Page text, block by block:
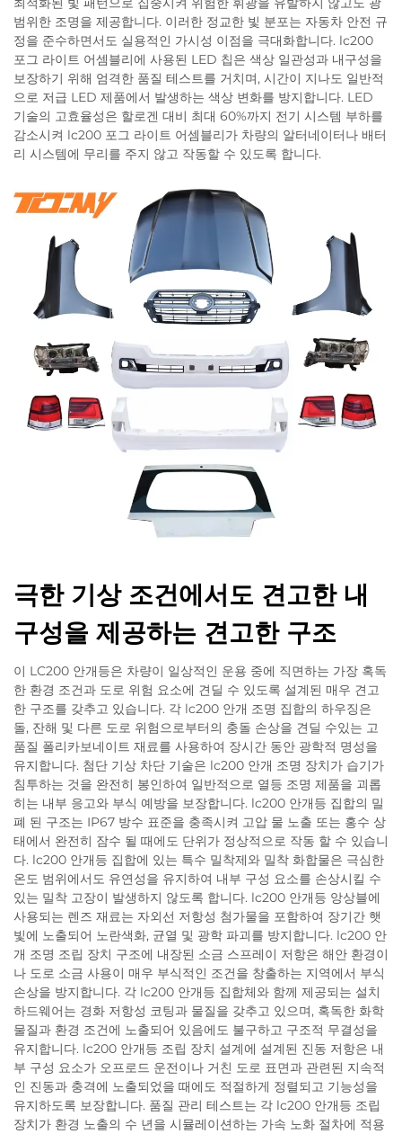
범위한 조명을 제공합니다. 이러한 정교한 빛 분포는 자동차 안전 규
정을 준수하면서도 실용적인 가시성 이점을 극대화합니다. lc200
포그 라이트 어셈블리에 사용된 LED 칩은 색상 일관성과 내구성을
보장하기 위해 엄격한 품질 테스트를 거치며, 시간이 지나도 일반적
으로 저급 LED 제품에서 발생하는 색상 변화를 방지합니다. LED
기술의 고효율성은 할로겐 대비 최대 60%까지 전기 시스템 부하를
감소시켜 lc200 포그 라이트 어셈블리가 차량의 알터네이터나 배터
리 시스템에 무리를 주지 않고 작동할 수 있도록 합니다.
극한 기상 조건에서도 견고한 내
구성을 제공하는 견고한 구조
이 LC200 안개등은 차량이 일상적인 운용 중에 직면하는 가장 혹독
한 환경 조건과 도로 위험 요소에 견딜 수 있도록 설계된 매우 견고
한 구조를 갖추고 있습니다. 각 lc200 안개 조명 집합의 하우징은
돌, 잔해 및 다른 도로 위험으로부터의 충돌 손상을 견딜 수있는 고
품질 폴리카보네이트 재료를 사용하여 장시간 동안 광학적 명성을
유지합니다. 첨단 기상 차단 기술은 lc200 안개 조명 장치가 습기가
침투하는 것을 완전히 봉인하여 일반적으로 열등 조명 제품을 괴롭
히는 내부 응고와 부식 예방을 보장합니다. lc200 안개등 집합의 밀
폐 된 구조는 IP67 방수 표준을 충족시켜 고압 물 노출 또는 홍수 상
태에서 완전히 잠수 될 때에도 단위가 정상적으로 작동 할 수 있습니
다. lc200 안개등 집합에 있는 특수 밀착제와 밀착 화합물은 극심한
온도 범위에서도 유연성을 유지하여 내부 구성 요소를 손상시킬 수
있는 밀착 고장이 발생하지 않도록 합니다. lc200 안개등 앙상블에
사용되는 렌즈 재료는 자외선 저항성 첨가물을 포함하여 장기간 햇
빛에 노출되어 노란색화, 균열 및 광학 파괴를 방지합니다. lc200 안
개 조명 조립 장치 구조에 내장된 소금 스프레이 저항은 해안 환경이
나 도로 소금 사용이 매우 부식적인 조건을 창출하는 지역에서 부식
손상을 방지합니다. 각 lc200 안개등 집합체와 함께 제공되는 설치
하드웨어는 경화 저항성 코팅과 물질을 갖추고 있으며, 혹독한 화학
물질과 환경 조건에 노출되어 있음에도 불구하고 구조적 무결성을
유지합니다. lc200 안개등 조립 장치 설계에 설계된 진동 저항은 내
부 구성 요소가 오프로드 운전이나 거친 도로 표면과 관련된 지속적
인 진동과 충격에 노출되었을 때에도 적절하게 정렬되고 기능성을
유지하도록 보장합니다. 품질 관리 테스트는 각 lc200 안개등 조립
장치가 환경 노출의 수 년을 시뮬레이션하는 가속 노화 절차에 적용